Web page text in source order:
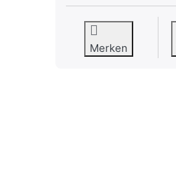
Merken